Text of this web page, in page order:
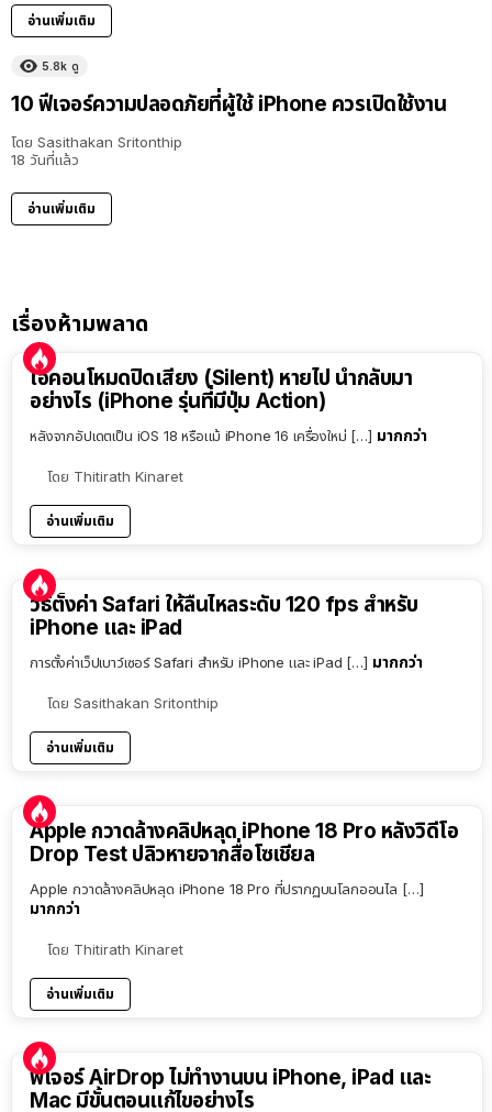
อ่านเพิ่มเติม
5.8k ดู
10 ฟีเจอร์ความปลอดภัยที่ผู้ใช้ iPhone ควรเปิดใช้งาน
โดย Sasithakan Sritonthip
18 วันที่แล้ว
อ่านเพิ่มเติม
เรื่องห้ามพลาด
ไอคอนโหมดปิดเสียง (Silent) หายไป นำกลับมา
อย่างไร (iPhone รุ่นที่มีปุ่ม Action)
หลังจากอัปเดตเป็น iOS 18 หรือแม้ iPhone 16 เครื่องใหม่ […] มากกว่า
โดย Thitirath Kinaret
อ่านเพิ่มเติม
วิธีตั้งค่า Safari ให้ลื่นไหลระดับ 120 fps สำหรับ
iPhone และ iPad
การตั้งค่าเว็ปเบาว์เซอร์ Safari สำหรับ iPhone และ iPad […] มากกว่า
โดย Sasithakan Sritonthip
อ่านเพิ่มเติม
Apple กวาดล้างคลิปหลุด iPhone 18 Pro หลังวิดีโอ
Drop Test ปลิวหายจากสื่อโซเชียล
Apple กวาดล้างคลิปหลุด iPhone 18 Pro ที่ปรากฏบนโลกออนไล […]
มากกว่า
โดย Thitirath Kinaret
อ่านเพิ่มเติม
ฟีเจอร์ AirDrop ไม่ทำงานบน iPhone, iPad และ
Mac มีขั้นตอนแก้ไขอย่างไร